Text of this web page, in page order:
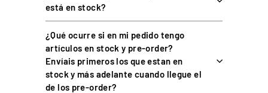
COMPATIBILIDAD
Diseñado específicamente para el
cualquier pomo de cambio aftermarket con rosca
estándar muy extendido en el mercado.
está en stock?
¿Qué ocurre si en mi pedido tengo
artículos en stock y pre-order?
Envíais primeros los que estan en
stock y más adelante cuando llegue el
de los pre-order?